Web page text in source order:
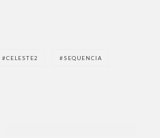
CELESTE2 SEQUENCIA